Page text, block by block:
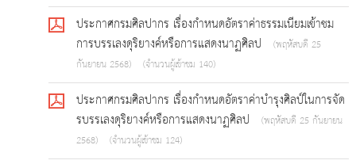
ประกาศกรมศิลปากร เรื่องกำหนดอัตราค่าธรรมเนียมเข้าชม
การบรรเลงดุริยางค์หรือการแสดงนาฏศิลป
(พฤหัสบดี 25
กันยายน 2568)
(จำนวนผู้เข้าชม 140)
ประกาศกรมศิลปากร เรื่องกำหนดอัตราค่าบำรุงศิลป์ในการจัด
รบรรเลงดุริยางค์หรือการแสดงนาฏศิลป
(พฤหัสบดี 25 กันยายน
2568)
(จำนวนผู้เข้าชม 124)